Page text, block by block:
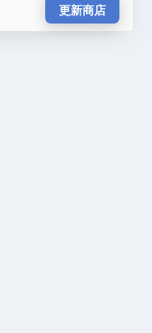
更新商店